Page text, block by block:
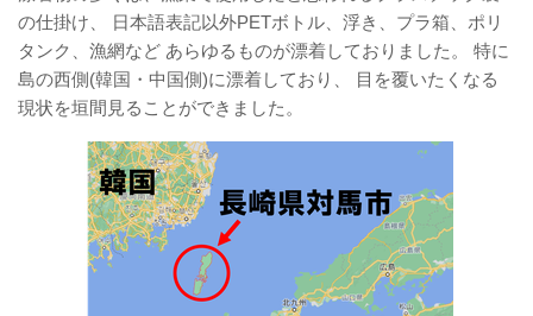
の仕掛け、 日本語表記以外PETボトル、浮き、プラ箱、ポリ
タンク、漁網など あらゆるものが漂着しておりました。 特に
島の西側(韓国・中国側)に漂着しており、 目を覆いたくなる
現状を垣間見ることができました。